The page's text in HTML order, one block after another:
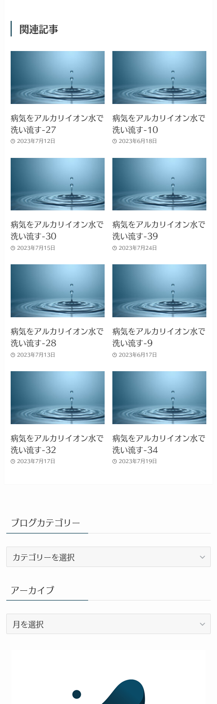
関連記事
病気をアルカリイオン水で
洗い流す-27
2023年7月12日
病気をアルカリイオン水で
洗い流す-10
2023年6月18日
病気をアルカリイオン水で
洗い流す-30
2023年7月15日
病気をアルカリイオン水で
洗い流す-39
2023年7月24日
病気をアルカリイオン水で
洗い流す-28
2023年7月13日
病気をアルカリイオン水で
洗い流す-9
2023年6月17日
病気をアルカリイオン水で
洗い流す-32
2023年7月17日
病気をアルカリイオン水で
洗い流す-34
2023年7月19日
ブログカテゴリー
ロ
カ
テ
ゴ
リ
ー
アーカイブ
ー